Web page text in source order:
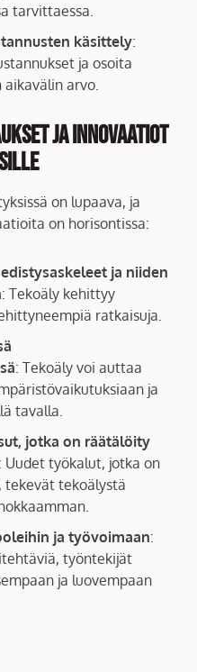
tarvittaessa.
käsittely:
ja osoita
arvo.
ja Innovaatiot
on lupaava, ja
on horisontissa:
ja niiden
: Tekoäly kehittyy
ratkaisuja.
: Tekoäly voi auttaa
ja
tavalla.
jotka on räätälöity
: Uudet työkalut, jotka on
tekevät tekoälystä
ja työvoimaan:
työntekijät
ja luovempaan